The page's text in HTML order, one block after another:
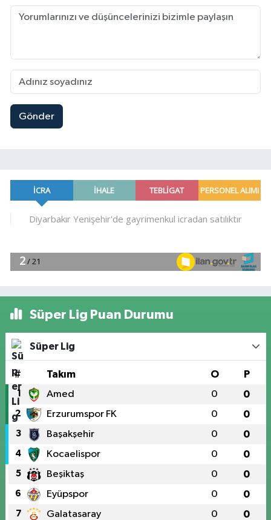
Gönder
Süper Lig Puan Durumu
Süper Lig
# Takım O P
1 Amed 0 0
2 Erzurumspor FK 0 0
3 Başakşehir 0 0
4 Kocaelispor 0 0
5 Beşiktaş 0 0
6 Eyüpspor 0 0
7 Galatasaray 0 0